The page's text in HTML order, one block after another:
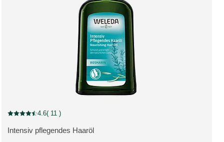
MEHR ZUM PRODUKT:
Intensiv pflegendes Haaröl
Aktuelle Bewertung: 4.6 von 5 Sternen bewertet von 11 Kunden
4.6( 11 )